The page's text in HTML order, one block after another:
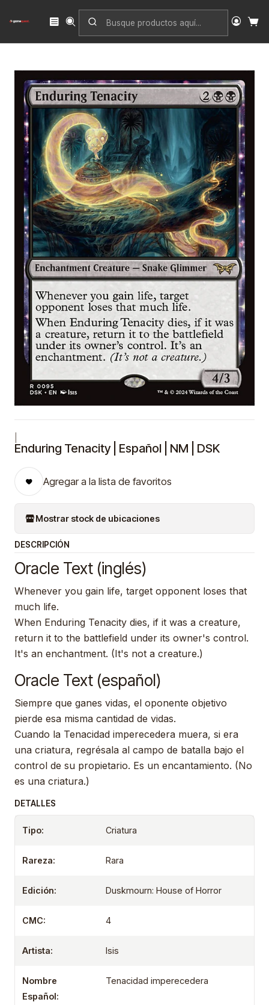
Inicio Singles
Duskmourn: House of Horror
Enduring Tenacity | Español | NM | DSK
Enduring Tenacity | Español | NM | DSK
Agregar a la lista de favoritos
Mostrar stock de ubicaciones
DESCRIPCIÓN
Oracle Text (inglés)
Whenever you gain life, target opponent loses that
much life.
When Enduring Tenacity dies, if it was a creature,
return it to the battlefield under its owner's control.
It's an enchantment. (It's not a creature.)
Oracle Text (español)
Siempre que ganes vidas, el oponente objetivo
pierde esa misma cantidad de vidas.
Cuando la Tenacidad imperecedera muera, si era
una criatura, regrésala al campo de batalla bajo el
control de su propietario. Es un encantamiento. (No
es una criatura.)
DETALLES
Tipo: Criatura
Rareza: Rara
Edición: Duskmourn: House of Horror
CMC: 4
Artista: Isis
Nombre
Español:
Tenacidad imperecedera